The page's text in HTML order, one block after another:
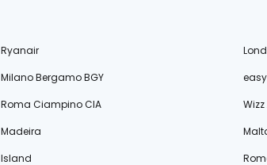
Ryanair
Milano Bergamo BGY
Roma Ciampino CIA
Wizz
Madeira
Island